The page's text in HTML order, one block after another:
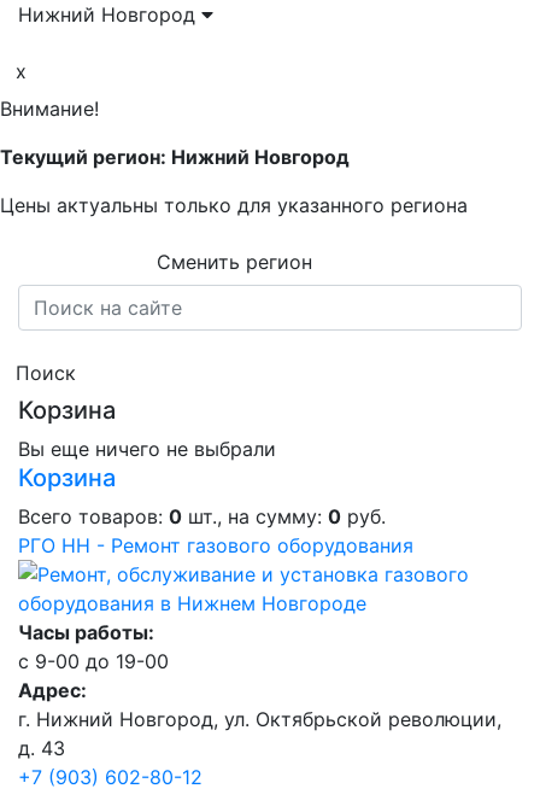
Нижний Новгород
x
Внимание!
Текущий регион: Нижний Новгород
Цены актуальны только для указанного региона
Сменить регион
Поиск
Корзина
Вы еще ничего не выбрали
Корзина
Всего товаров: 0 шт., на сумму: 0 руб.
РГО НН - Ремонт газового оборудования
Часы работы:
c 9-00 до 19-00
Адрес:
г. Нижний Новгород, ул. Октябрьской революции,
д. 43
+7 (903) 602-80-12